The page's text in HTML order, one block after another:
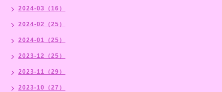
2024-03（16）
2024-02（25）
2024-01（25）
2023-12（25）
2023-11（29）
2023-10（27）